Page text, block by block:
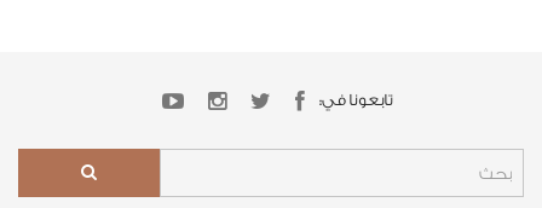
تابعونا في: